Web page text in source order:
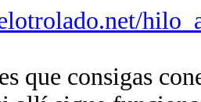
que consigas